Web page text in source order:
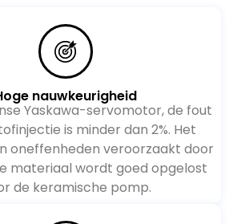
nauwkeurigheid
Yaskawa-servomotor, de fout
is minder dan 2%. Het
oneffenheden veroorzaakt door
materiaal wordt goed opgelost
de keramische pomp.